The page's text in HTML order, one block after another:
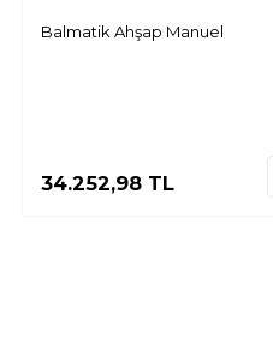
Balmatik Ahşap Manuel
34.252,98 TL